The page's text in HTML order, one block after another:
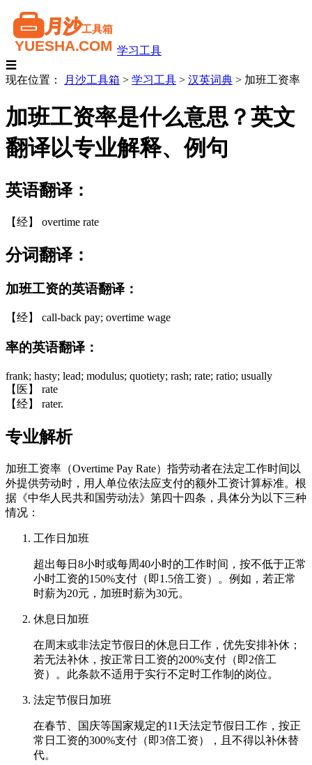
学习工具
☰
现在位置：
月沙工具箱 > 学习工具 > 汉英词典 > 加班工资率
加班工资率是什么意思？英文
翻译以专业解释、例句
英语翻译：
【经】 overtime rate
分词翻译：
加班工资的英语翻译：
【经】 call-back pay; overtime wage
率的英语翻译：
frank; hasty; lead; modulus; quotiety; rash; rate; ratio; usually
【医】 rate
【经】 rater.
专业解析
加班工资率（Overtime Pay Rate）指劳动者在法定工作时间以
外提供劳动时，用人单位依法应支付的额外工资计算标准。根
据《中华人民共和国劳动法》第四十四条，具体分为以下三种
情况：
工作日加班
超出每日8小时或每周40小时的工作时间，按不低于正常
小时工资的150%支付（即1.5倍工资）。例如，若正常
时薪为20元，加班时薪为30元。
休息日加班
在周末或非法定节假日的休息日工作，优先安排补休；
若无法补休，按正常日工资的200%支付（即2倍工
资）。此条款不适用于实行不定时工作制的岗位。
法定节假日加班
在春节、国庆等国家规定的11天法定节假日工作，按正
常日工资的300%支付（即3倍工资），且不得以补休替
代。